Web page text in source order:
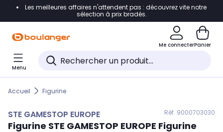
Accéder directement à la navigation
Accéder directement au pied de page
Accéder directement au chatbot
Les meilleures affaires n'attendent pas : découvrez vite notre
sélection à prix bradés.
Me connecterPanier
Menu
Accueil Figurine
STE GAMESTOP EUROPE Réf. 9000703030
Figurine STE GAMESTOP EUROPE Figurine